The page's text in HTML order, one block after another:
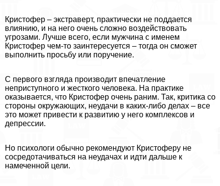
Кристофер – экстраверт, пpaктически не поддается
влиянию, и на него очень сложно воздействовать
угрозами. Лучше всего, если мужчина с именем
Кристофер чем-то заинтересуется – тогда он сможет
выполнить просьбу или поручение.
С первого взгляда производит впечатление
неприступного и жесткого человека. На пpaктике
оказывается, что Кристофер очень раним. Так, критика со
стороны окружающих, неудачи в каких-либо делах – все
это может привести к развитию у него комплексов и
депрессии.
Но психологи обычно рекомендуют Кристоферу не
сосредотачиваться на неудачах и идти дальше к
намеченной цели.